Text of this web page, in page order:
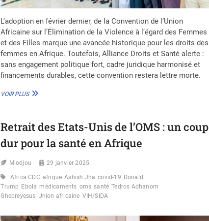
L’adoption en février dernier, de la Convention de l’Union
Africaine sur l’Élimination de la Violence à l’égard des Femmes
et des Filles marque une avancée historique pour les droits des
femmes en Afrique. Toutefois, Alliance Droits et Santé alerte :
sans engagement politique fort, cadre juridique harmonisé et
financements durables, cette convention restera lettre morte.
VOIR PLUSADOPTION
DE
:
DE
DROITS
ET
SANTÉ
DES
Retrait des Etats-Unis de l’OMS : un coup
dur pour la santé en Afrique
Miodjou 29 janvier 2025
Africa CDC afrique Ashish Jha covid-19 Donald
Trump Ebola médicaments oms santé Tedros Adhanom
Ghebreyesus Union africaine VIH/SIDA